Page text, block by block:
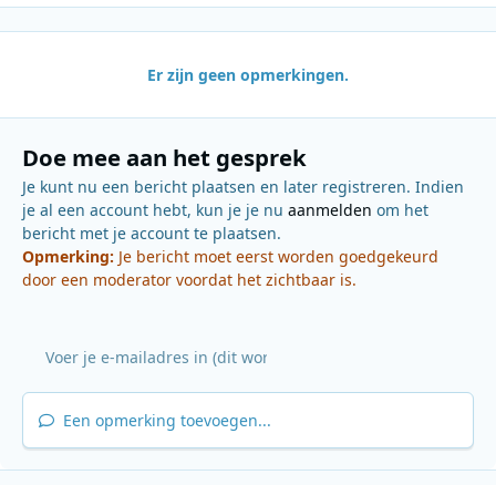
Er zijn geen opmerkingen.
Doe mee aan het gesprek
Je kunt nu een bericht plaatsen en later registreren. Indien
je al een account hebt, kun je je nu aanmelden om het
bericht met je account te plaatsen.
Opmerking: Je bericht moet eerst worden goedgekeurd
door een moderator voordat het zichtbaar is.
Een opmerking toevoegen...